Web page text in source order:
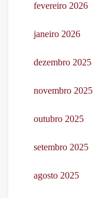
fevereiro 2026
janeiro 2026
dezembro 2025
novembro 2025
outubro 2025
setembro 2025
agosto 2025